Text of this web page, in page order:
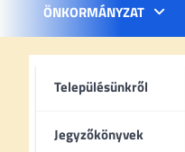
ÖNKORMÁNYZAT
Településünkről
Jegyzőkönyvek
Új
december 10, 2025